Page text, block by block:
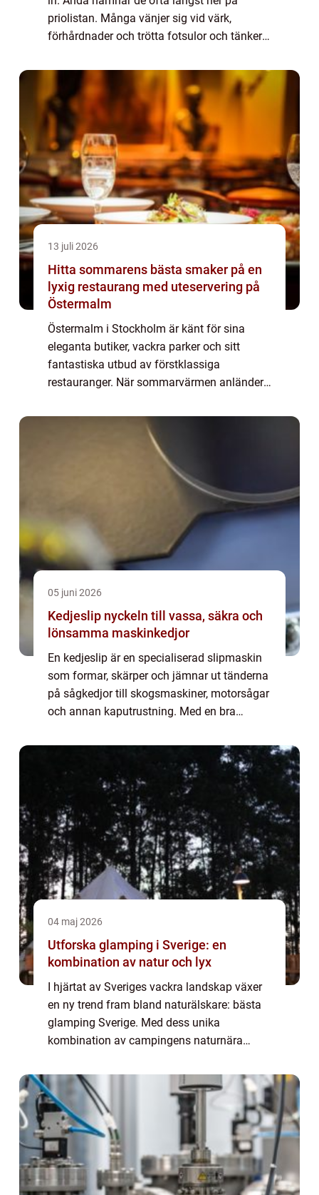
priolistan. Många vänjer sig vid värk,
förhårdnader och trötta fotsulor och tänker
göra stor skillnad, både för hur fötterna...
13 juli 2026
Hitta sommarens bästa smaker på en
lyxig restaurang med uteservering på
Östermalm
Östermalm i Stockholm är känt för sina
eleganta butiker, vackra parker och sitt
fantastiska utbud av förstklassiga
restauranger. När sommarvärmen anländer
perfekt...
05 juni 2026
Kedjeslip nyckeln till vassa, säkra och
lönsamma maskinkedjor
En kedjeslip är en specialiserad slipmaskin
som formar, skärper och jämnar ut tänderna
på sågkedjor till skogsmaskiner, motorsågar
och annan kaputrustning. Med en bra
längre livslängd på kedjorna och lägre
04 maj 2026
Utforska glamping i Sverige: en
kombination av natur och lyx
I hjärtat av Sveriges vackra landskap växer
en ny trend fram bland naturälskare: bästa
glamping Sverige. Med dess unika
kombination av campingens naturnära
glamping en ny dimensi...